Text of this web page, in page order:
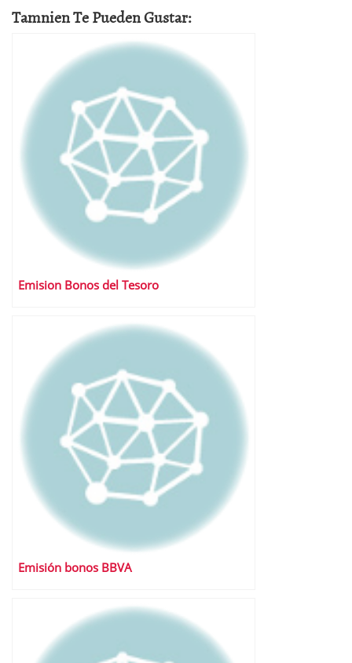
Tamnien Te Pueden Gustar:
Emision Bonos del Tesoro
Emisión bonos BBVA